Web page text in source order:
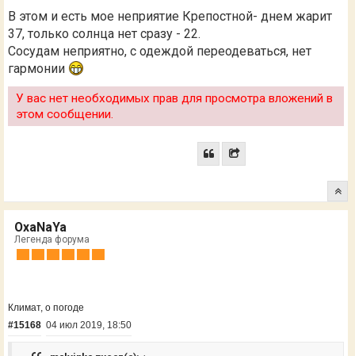
В этом и есть мое неприятие Крепостной- днем жарит
37, только солнца нет сразу - 22.
Сосудам неприятно, с одеждой переодеваться, нет
гармонии
У вас нет необходимых прав для просмотра вложений в
этом сообщении.
OxaNaYa
Легенда форума
Климат, о погоде
#15168 04 июл 2019, 18:50